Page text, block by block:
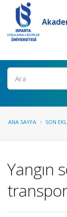
Ara
ANA SAYFA SON
Yangın